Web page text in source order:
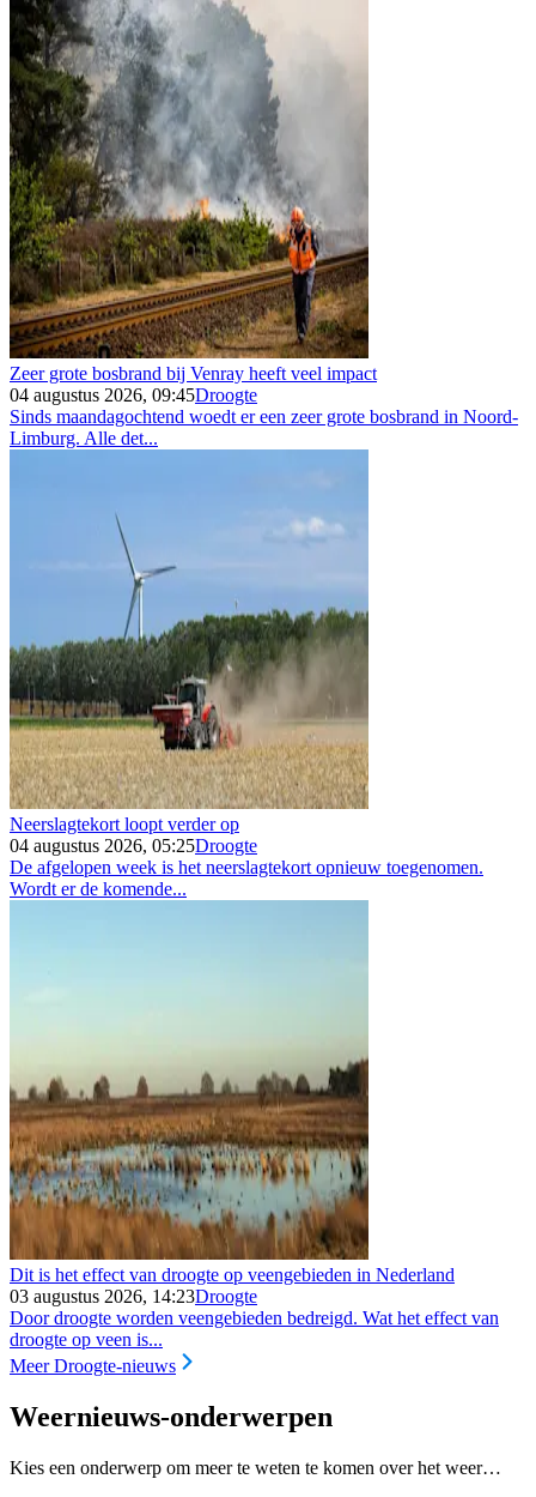
Zeer grote bosbrand bij Venray heeft veel impact
04 augustus 2026, 09:45Droogte
Sinds maandagochtend woedt er een zeer grote bosbrand in Noord-
Limburg. Alle det...
Neerslagtekort loopt verder op
04 augustus 2026, 05:25Droogte
De afgelopen week is het neerslagtekort opnieuw toegenomen.
Wordt er de komende...
Dit is het effect van droogte op veengebieden in Nederland
03 augustus 2026, 14:23Droogte
Door droogte worden veengebieden bedreigd. Wat het effect van
droogte op veen is...
Meer Droogte-nieuws
Weernieuws-onderwerpen
Kies een onderwerp om meer te weten te komen over het weer…